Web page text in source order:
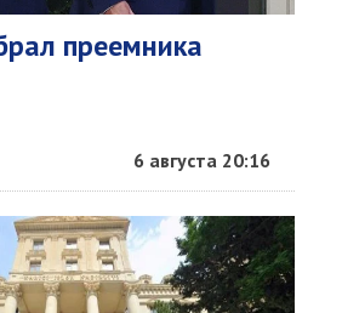
преемника
6 августа 20:16